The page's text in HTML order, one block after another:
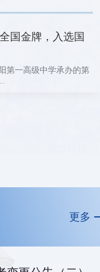
国金牌，入选国
第一高级中学承办的第
更多